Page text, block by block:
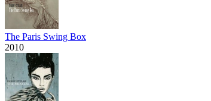
The Paris Swing Box
2010